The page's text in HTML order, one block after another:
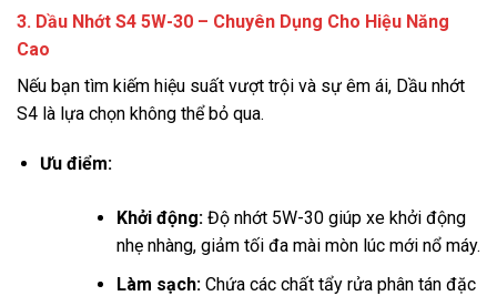
3. Dầu Nhớt S4 5W-30 – Chuyên Dụng Cho Hiệu Năng
Cao
Nếu bạn tìm kiếm hiệu suất vượt trội và sự êm ái, Dầu nhớt
S4 là lựa chọn không thể bỏ qua.
Ưu điểm:
Khởi động:Độ nhớt 5W-30 giúp xe khởi động
nhẹ nhàng, giảm tối đa mài mòn lúc mới nổ máy.
Làm sạch:Chứa các chất tẩy rửa phân tán đặc